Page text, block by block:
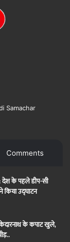
Samachar
Comments
के पहले डीप-सी
उद्घाटन
के कपाट खुले,